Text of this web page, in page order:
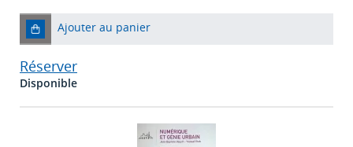
Ajouter au panier
Réserver
Disponible